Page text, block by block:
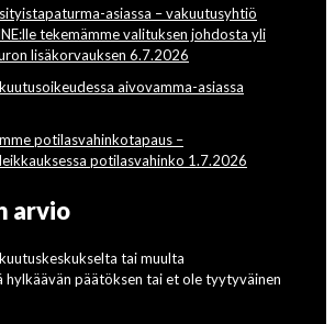
asiassa – vakuutusyhtiö
tekemämme valituksen johdosta yli
lisäkorvauksen 6.7.2026
aivovamma-asiassa
potilasvahinkotapaus –
potilasvahinko 1.7.2026
arvio
tai muulta
päätöksen tai et ole tyytyväinen